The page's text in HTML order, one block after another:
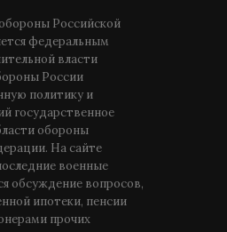
Российской
федеральным
власти
России
политику и
государственное
обороны
На сайте
военные
обсуждение вопросов,
ипотеки, пенсии
прочих